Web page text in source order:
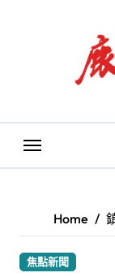
Home
焦點新聞